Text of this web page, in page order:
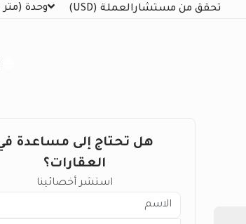
تحقق من مستشارالعملة (USD) وحدة (متر
هل تحتاج إلى مساعدة
العقارات؟
استشر أخصائينا